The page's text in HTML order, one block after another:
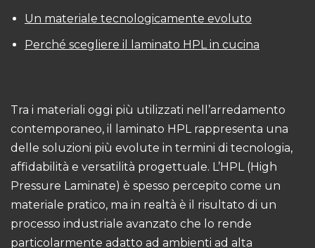
Un materiale tecnologicamente evoluto
Perché scegliere il laminato HPL in cucina
Tra i materiali oggi più utilizzati nell’arredamento
contemporaneo, il laminato HPL rappresenta una
delle soluzioni più evolute in termini di tecnologia,
affidabilità e versatilità progettuale. L’HPL (High
Pressure Laminate) è spesso percepito come un
materiale pratico, ma in realtà è il risultato di un
processo industriale avanzato che lo rende
particolarmente adatto ad ambienti ad alta